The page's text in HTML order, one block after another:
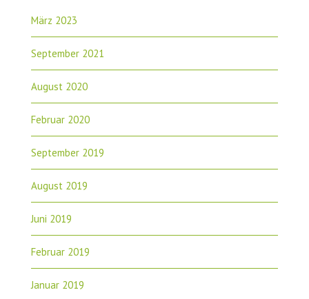
März 2023
September 2021
August 2020
Februar 2020
September 2019
August 2019
Juni 2019
Februar 2019
Januar 2019